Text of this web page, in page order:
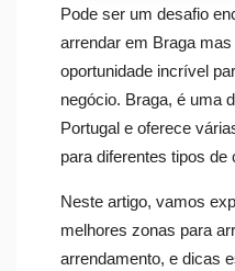
Pode ser um desafio
arrendar em Braga
oportunidade incrível
negócio. Braga, é uma
Portugal e oferece
para diferentes tipos de
Neste artigo, vamos
melhores zonas para
arrendamento, e dicas